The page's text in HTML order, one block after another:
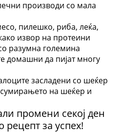
производи со мала
пилешко, риба, леќа,
извор на протеини
разумна големина
домашни да пијат многу
засладени со шеќер
на шеќер и
промени секој ден
рецепт за успех!